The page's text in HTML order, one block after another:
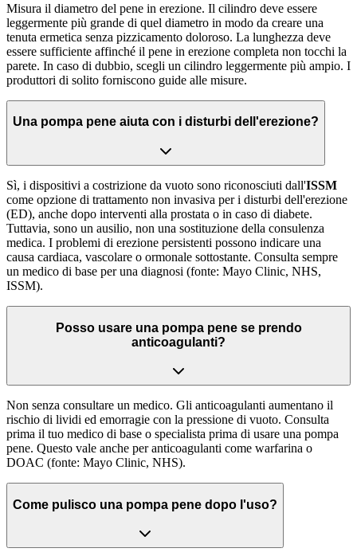
Misura il diametro del pene in erezione. Il cilindro deve essere
leggermente più grande di quel diametro in modo da creare una
tenuta ermetica senza pizzicamento doloroso. La lunghezza deve
essere sufficiente affinché il pene in erezione completa non tocchi la
parete. In caso di dubbio, scegli un cilindro leggermente più ampio. I
produttori di solito forniscono guide alle misure.
Una pompa pene aiuta con i disturbi dell'erezione?
Sì, i dispositivi a costrizione da vuoto sono riconosciuti dall'ISSM
come opzione di trattamento non invasiva per i disturbi dell'erezione
(ED), anche dopo interventi alla prostata o in caso di diabete.
Tuttavia, sono un ausilio, non una sostituzione della consulenza
medica. I problemi di erezione persistenti possono indicare una
causa cardiaca, vascolare o ormonale sottostante. Consulta sempre
un medico di base per una diagnosi (fonte: Mayo Clinic, NHS,
ISSM).
Posso usare una pompa pene se prendo
anticoagulanti?
Non senza consultare un medico. Gli anticoagulanti aumentano il
rischio di lividi ed emorragie con la pressione di vuoto. Consulta
prima il tuo medico di base o specialista prima di usare una pompa
pene. Questo vale anche per anticoagulanti come warfarina o
DOAC (fonte: Mayo Clinic, NHS).
Come pulisco una pompa pene dopo l'uso?